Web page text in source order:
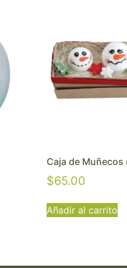
Caja de Muñecos
$65.00
Añadir al carrito